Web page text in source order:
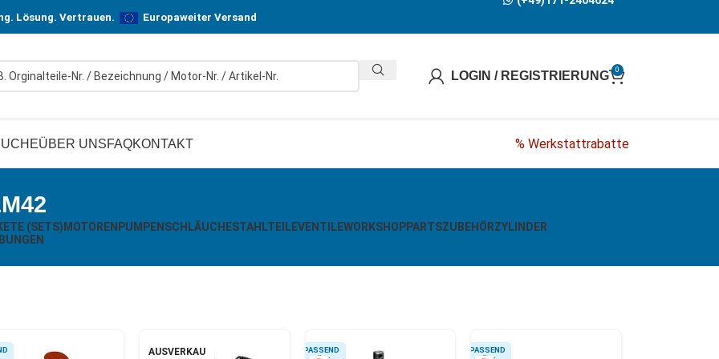
Lösung. Vertrauen. Europaweiter Versand
LOGIN / REGISTRIERUNG 0
ÜBER UNSFAQKONTAKT % Werkstattrabatte
(SETS) MOTOREN PUMPEN SCHLÄUCHESTAHLTEILEVENTILEWORKSHOPPARTSZUBEHÖRZYLINDER
AUSVERKAU
Hersteller-Qualität, aber zu günstigen Preisen.